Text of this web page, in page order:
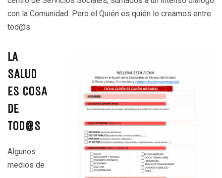
con la Comunidad. Pero el Quién es quién lo creamos entre
tod@s.
LA
SALUD
ES COSA
DE
TOD@S
Algunos
medios de